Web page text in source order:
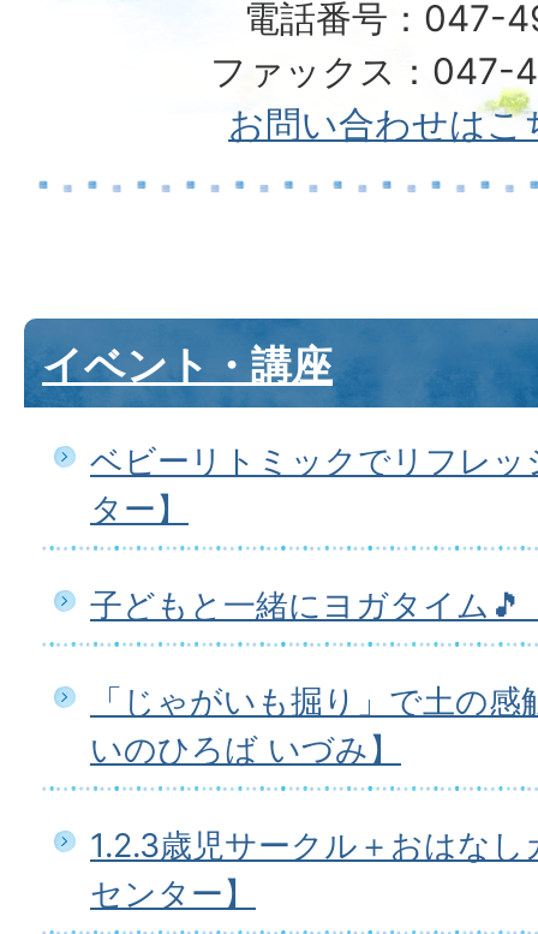
電話番号：047-
ファックス：047-
お問い合わせはこ
イベント・講座
ベビーリトミックでリフレ
ター】
子どもと一緒にヨガタイム🎵
「じゃがいも掘り」で土の
いのひろば いづみ】
1.2.3歳児サークル＋おはな
センター】